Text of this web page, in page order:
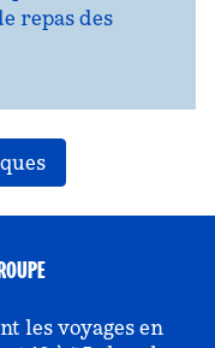
repas des
les voyages en